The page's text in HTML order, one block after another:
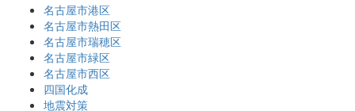
名古屋市港区
名古屋市熱田区
名古屋市瑞穂区
名古屋市緑区
名古屋市西区
四国化成
地震対策